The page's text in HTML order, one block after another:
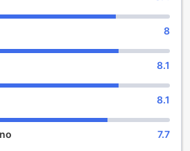
8
8.1
8.1
7.7